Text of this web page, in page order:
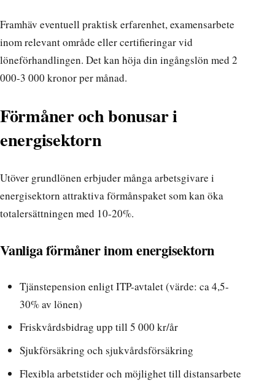
Framhäv eventuell praktisk erfarenhet, examensarbete
inom relevant område eller certifieringar vid
löneförhandlingen. Det kan höja din ingångslön med 2
000-3 000 kronor per månad.
Förmåner och bonusar i
energisektorn
Utöver grundlönen erbjuder många arbetsgivare i
energisektorn attraktiva förmånspaket som kan öka
totalersättningen med 10-20%.
Vanliga förmåner inom energisektorn
Tjänstepension enligt ITP-avtalet (värde: ca 4,5-
30% av lönen)
Friskvårdsbidrag upp till 5 000 kr/år
Sjukförsäkring och sjukvårdsförsäkring
Flexibla arbetstider och möjlighet till distansarbete